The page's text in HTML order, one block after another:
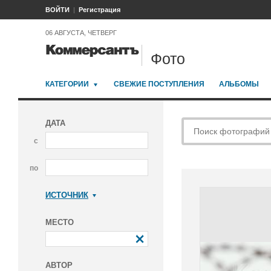
ВОЙТИ Регистрация
06 АВГУСТА, ЧЕТВЕРГ
Фото
КАТЕГОРИИ СВЕЖИЕ ПОСТУПЛЕНИЯ АЛЬБОМЫ
ДАТА
с
по
ИСТОЧНИК
МЕСТО
АВТОР